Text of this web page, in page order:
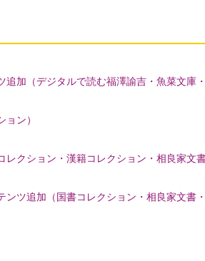
加（デジタルで読む福澤諭吉・魚菜文庫
ン）
クション・漢籍コレクション・相良家文
ツ追加（国書コレクション・相良家文書